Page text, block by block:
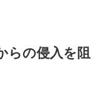
らの侵入を阻